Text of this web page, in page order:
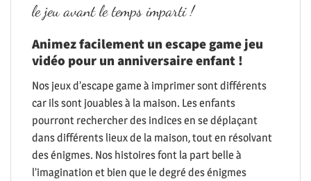
le jeu avant le temps imparti !
Animez facilement un escape game jeu
vidéo pour un anniversaire enfant !
Nos jeux d’escape game à imprimer sont différents
car ils sont jouables à la maison. Les enfants
pourront rechercher des indices en se déplaçant
dans différents lieux de la maison, tout en résolvant
des énigmes. Nos histoires font la part belle à
l’imagination et bien que le degré des énigmes